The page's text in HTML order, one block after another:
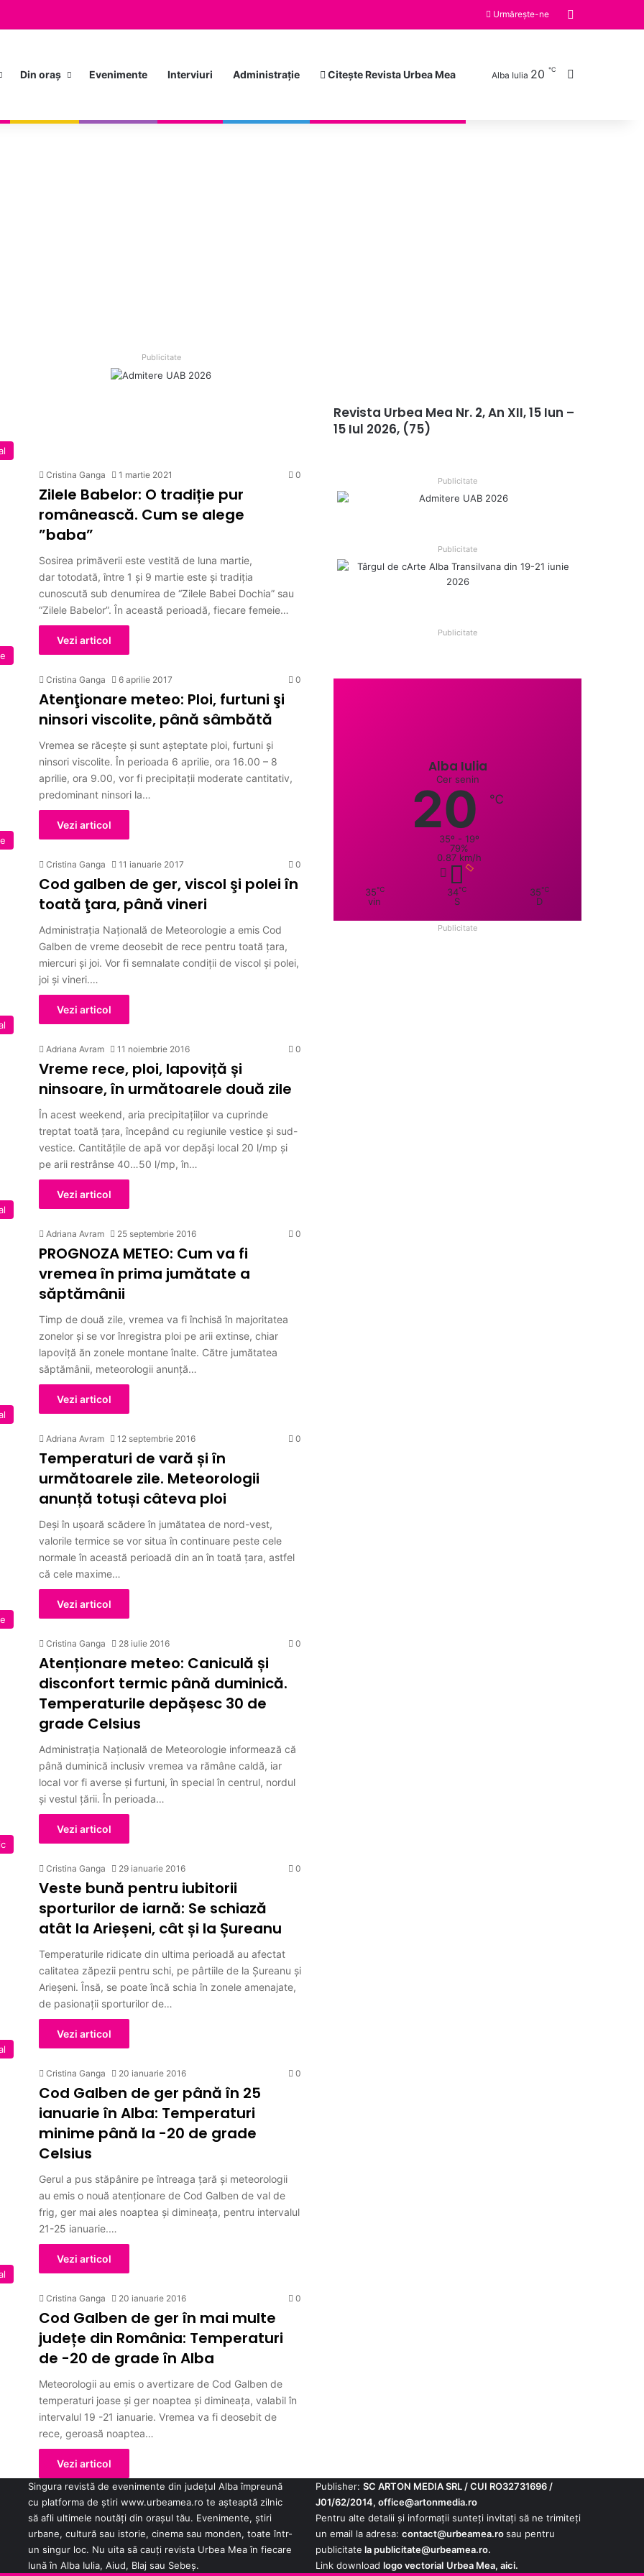
Urmărește-ne
Din oraș Evenimente Interviuri Administrație Citește Revista Urbea Mea Alba Iulia 20 ℃
Publicitate
Cristina Ganga 1 martie 2021 0
Zilele Babelor: O tradiție pur
românească. Cum se alege
”baba”
Sosirea primăverii este vestită de luna martie,
dar totodată, între 1 şi 9 martie este şi tradiţia
cunoscută sub denumirea de “Zilele Babei Dochia” sau
“Zilele Babelor”. În această perioadă, fiecare femeie…
Vezi articol
Cristina Ganga 6 aprilie 2017 0
Atenţionare meteo: Ploi, furtuni şi
ninsori viscolite, până sâmbătă
Vremea se răceşte şi sunt aşteptate ploi, furtuni şi
ninsori viscolite. În perioada 6 aprilie, ora 16.00 – 8
aprilie, ora 9.00, vor fi precipitații moderate cantitativ,
predominant ninsori la…
Vezi articol
Cristina Ganga 11 ianuarie 2017 0
Cod galben de ger, viscol şi polei în
toată ţara, până vineri
Administraţia Naţională de Meteorologie a emis Cod
Galben de vreme deosebit de rece pentru toată ţara,
miercuri şi joi. Vor fi semnalate condiţii de viscol şi polei,
joi şi vineri.…
Vezi articol
Adriana Avram 11 noiembrie 2016 0
Vreme rece, ploi, lapoviță și
ninsoare, în următoarele două zile
În acest weekend, aria precipitaţiilor va cuprinde
treptat toată ţara, începând cu regiunile vestice şi sud-
vestice. Cantităţile de apă vor depăşi local 20 l/mp şi
pe arii restrânse 40…50 l/mp, în…
Vezi articol
Adriana Avram 25 septembrie 2016 0
PROGNOZA METEO: Cum va fi
vremea în prima jumătate a
săptămânii
Timp de două zile, vremea va fi închisă în majoritatea
zonelor şi se vor înregistra ploi pe arii extinse, chiar
lapoviţă ăn zonele montane înalte. Către jumătatea
săptămânii, meteorologii anunţă…
Vezi articol
Adriana Avram 12 septembrie 2016 0
Temperaturi de vară și în
următoarele zile. Meteorologii
anunță totuși câteva ploi
Deşi în uşoară scădere în jumătatea de nord-vest,
valorile termice se vor situa în continuare peste cele
normale în această perioadă din an în toată ţara, astfel
că cele maxime…
Vezi articol
Cristina Ganga 28 iulie 2016 0
Atenționare meteo: Caniculă și
disconfort termic până duminică.
Temperaturile depășesc 30 de
grade Celsius
Administraţia Naţională de Meteorologie informează că
până duminică inclusiv vremea va rămâne caldă, iar
local vor fi averse şi furtuni, în special în centrul, nordul
şi vestul ţării. În perioada…
Vezi articol
Cristina Ganga 29 ianuarie 2016 0
Veste bună pentru iubitorii
sporturilor de iarnă: Se schiază
atât la Arieșeni, cât și la Șureanu
Temperaturile ridicate din ultima perioadă au afectat
calitatea zăpezii pentru schi, pe pârtiile de la Șureanu şi
Arieşeni. Însă, se poate încă schia în zonele amenajate,
de pasionaţii sporturilor de…
Vezi articol
Cristina Ganga 20 ianuarie 2016 0
Cod Galben de ger până în 25
ianuarie în Alba: Temperaturi
minime până la -20 de grade
Celsius
Gerul a pus stăpânire pe întreaga țară și meteorologii
au emis o nouă atenționare de Cod Galben de val de
frig, ger mai ales noaptea şi dimineaţa, pentru intervalul
21-25 ianuarie.…
Vezi articol
Cristina Ganga 20 ianuarie 2016 0
Cod Galben de ger în mai multe
județe din România: Temperaturi
de -20 de grade în Alba
Meteorologii au emis o avertizare de Cod Galben de
temperaturi joase și ger noaptea şi dimineaţa, valabil în
intervalul 19 -21 ianuarie. Vremea va fi deosebit de
rece, geroasă noaptea…
Vezi articol
Revista Urbea Mea Nr. 2, An XII, 15 Iun –
15 Iul 2026, (75)
Publicitate
Publicitate
Publicitate
Alba Iulia
Cer senin
20 ℃
35º - 19º
79%
0.87 km/h
35℃
vin
34℃
S
35℃
D
Publicitate
Singura revistă de evenimente din județul Alba împreună
cu platforma de știri www.urbeamea.ro te așteaptă zilnic
să afli ultimele noutăți din orașul tău. Evenimente, știri
urbane, cultură sau istorie, cinema sau monden, toate într-
un singur loc. Nu uita să cauți revista Urbea Mea în fiecare
lună în Alba Iulia, Aiud, Blaj sau Sebeș.
Publisher: SC ARTON MEDIA SRL / CUI RO32731696 /
J01/62/2014, office@artonmedia.ro
Pentru alte detalii și informații sunteți invitați să ne trimiteți
un email la adresa: contact@urbeamea.rosau pentru
publicitate lapublicitate@urbeamea.ro.
Link download logo vectorial Urbea Mea, aici.